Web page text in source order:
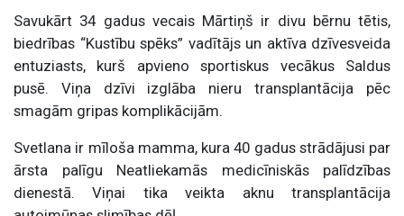
Savukārt 34 gadus vecais Mārtiņš ir divu bērnu tētis,
biedrības “Kustību spēks” vadītājs un aktīva dzīvesveida
entuziasts, kurš apvieno sportiskus vecākus Saldus
pusē. Viņa dzīvi izglāba nieru transplantācija pēc
smagām gripas komplikācijām.
Svetlana ir mīloša mamma, kura 40 gadus strādājusi par
ārsta palīgu Neatliekamās medicīniskās palīdzības
dienestā. Viņai tika veikta aknu transplantācija